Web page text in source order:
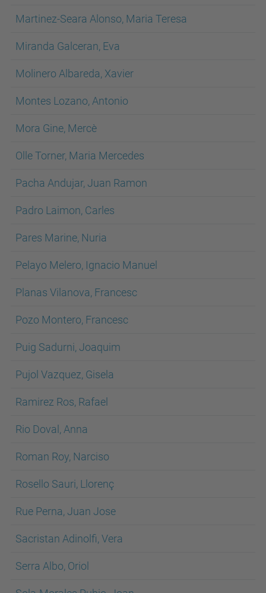
Martinez-Seara Alonso, Maria Teresa
Miranda Galceran, Eva
Molinero Albareda, Xavier
Montes Lozano, Antonio
Mora Gine, Mercè
Olle Torner, Maria Mercedes
Pacha Andujar, Juan Ramon
Padro Laimon, Carles
Pares Marine, Nuria
Pelayo Melero, Ignacio Manuel
Planas Vilanova, Francesc
Pozo Montero, Francesc
Puig Sadurni, Joaquim
Pujol Vazquez, Gisela
Ramirez Ros, Rafael
Rio Doval, Anna
Roman Roy, Narciso
Rosello Sauri, Llorenç
Rue Perna, Juan Jose
Sacristan Adinolfi, Vera
Serra Albo, Oriol